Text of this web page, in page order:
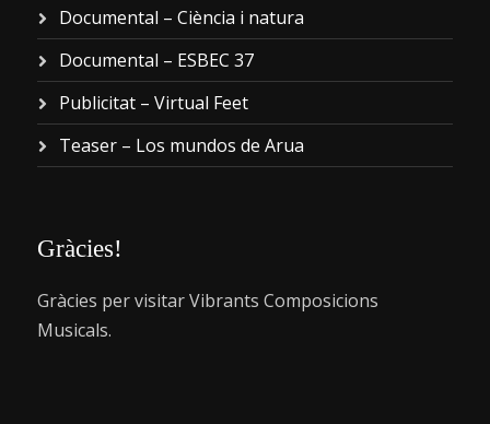
Documental – Ciència i natura
Documental – ESBEC 37
Publicitat – Virtual Feet
Teaser – Los mundos de Arua
Gràcies!
Gràcies per visitar Vibrants Composicions
Musicals.